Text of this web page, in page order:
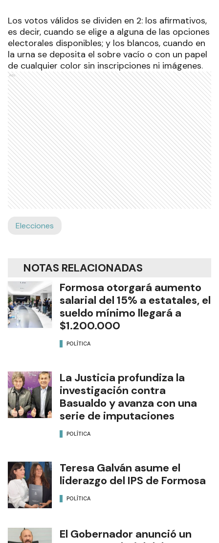
Los votos válidos se dividen en 2: los afirmativos,
es decir, cuando se elige a alguna de las opciones
electorales disponibles; y los blancos, cuando en
la urna se deposita el sobre vacío o con un papel
de cualquier color sin inscripciones ni imágenes.
Ads
Elecciones
NOTAS RELACIONADAS
Formosa otorgará aumento
salarial del 15% a estatales, el
sueldo mínimo llegará a
$1.200.000
POLÍTICA
La Justicia profundiza la
investigación contra
Basualdo y avanza con una
serie de imputaciones
POLÍTICA
Teresa Galván asume el
liderazgo del IPS de Formosa
POLÍTICA
El Gobernador anunció un